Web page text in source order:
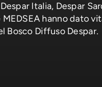
Italia, Despar
hanno dato
Bosco Diffuso Despar.